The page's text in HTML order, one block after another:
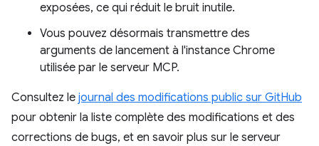
exposées, ce qui réduit le bruit inutile.
Vous pouvez désormais transmettre des
arguments de lancement à l'instance Chrome
utilisée par le serveur MCP.
Consultez le journal des modifications public sur GitHub
pour obtenir la liste complète des modifications et des
corrections de bugs, et en savoir plus sur le serveur